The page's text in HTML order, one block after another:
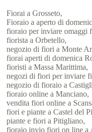
Fiorai a Grosseto,
Fioraio a aperto di
fioraio per inviare omaggi
fiorista a Orbetello,
negozio di fiori a Monte
fiorai aperti di domenica
fioristi a Massa Marittima,
negozi di fiori per inviare
negozio di fioraio a
fioraio online a Manciano,
vendita fiori online a
fiori e piante a Castel del
piante e fiori a Pitigliano,
fioraio invio fiori on line a